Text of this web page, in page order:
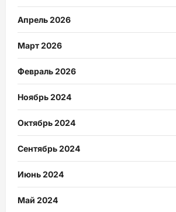
Апрель 2026
Март 2026
Февраль 2026
Ноябрь 2024
Октябрь 2024
Сентябрь 2024
Июнь 2024
Май 2024